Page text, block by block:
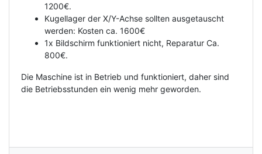
1200€.
Kugellager der X/Y-Achse sollten ausgetauscht
werden: Kosten ca. 1600€
1x Bildschirm funktioniert nicht, Reparatur Ca.
800€.
Die Maschine ist in Betrieb und funktioniert, daher sind
die Betriebsstunden ein wenig mehr geworden.